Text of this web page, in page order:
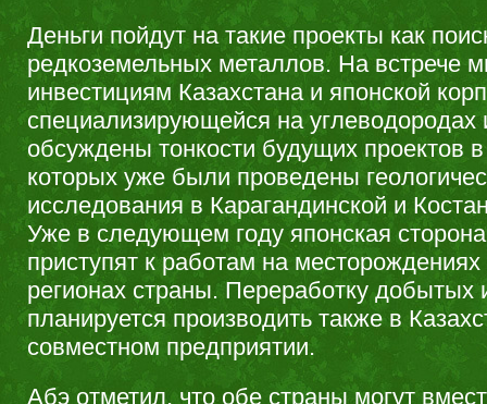
Деньги пойдут на такие проекты как
редкоземельных металлов. На встрече
инвестициям Казахстана и японской
специализирующейся на
обсуждены тонкости будущих проектов
которых уже были проведены
исследования в Карагандинской и
Уже в следующем году японская сторона
приступят к работам на месторождениях
регионах страны. Переработку добытых
планируется производить также в
совместном предприятии.
Абэ отметил, что обе страны могут